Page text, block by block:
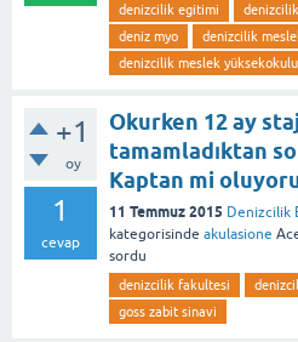
denizcilik egitimi
deniz myo
denizcilik
denizcilik meslek
+1
oy
1
cevap
Okurken 12 ay
tamamladıktan
Kaptan mi
11 Temmuz 2015 Denizcilik
kategorisinde akulasione
sordu
denizcilik fakultesi
goss zabit sinavi